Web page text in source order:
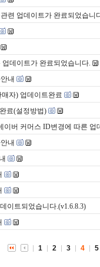
련 업데이트가 완료되었습니
데이트가 완료되었습니다.
내
자) 업데이트완료
료(설정방법)
이버 커머스 ID변경에 따른 업
내
이트되었습니다.(v1.6.8.3)
1 2 3 4 5